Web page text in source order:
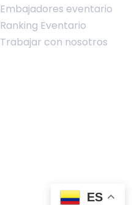
ES
Embajadores eventario
Ranking Eventario
Trabajar con nosotros